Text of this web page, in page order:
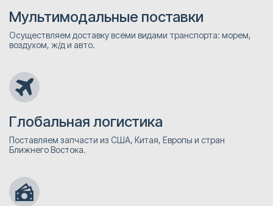
Мультимодальные поставки
Осуществляем доставку всеми видами транспорта: морем,
воздухом, ж/д и авто.
Глобальная логистика
Поставляем запчасти из США, Китая, Европы и стран
Ближнего Востока.